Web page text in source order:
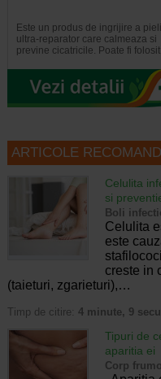
Este un produs de ingrijire a
ultra-reparator care calmeaza si
previne cicatricile. Poate fi
ARTICOLE
Celulita
si
Boli
Celulita
este
creste in
(taieturi, zgarieturi),…
Timp de citire: 4 minute, 9
Tipuri de
aparitia ei
Corp